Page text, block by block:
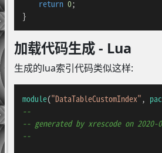
return 0;
}
加载代码生成 - Lua
生成的lua索引代码类似这样:
module("DataTableCustomIndex",
--
-- generated by xrescode on
--